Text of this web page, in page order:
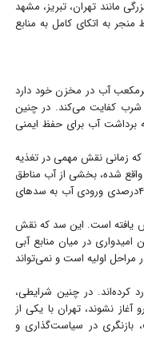
مانند تهران، تبریز، مشهد
به اتکای کامل به منابع
که از سال‌۱۳۴۰ در مدار بهره‌برداری قرار دارد، اکنون تنها ۱۴میلیون مترمکعب آب در مخزن خود دارد
آب شرب کفایت می‌کند. در چنین
برداشت آب برای حفظ ایمنی
است. این سد که زمانی نقش مهمی در تغذیه
واقع شده، بخشی از آب مناطق
شرقی پایتخت را تامین می‌کند. هرچند اطلاعات رسمی از وضعیت فعلی آن منتشر نشده، اما با توجه به کاهش ۴۳درصدی ورودی آب به سدهای
یافته است. این سد که نقش
در میان منابع آبی
کند، اما این پروژه هنوز در مراحل اولیه است و نمی‌تواند
کرده‌اند. در چنین شرایطی،
نشوند، تهران با یکی از
بازنگری در سیاست‌گذاری و